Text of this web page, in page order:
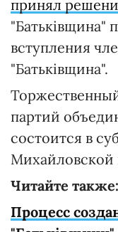
принял
"Батьківщина"
вступления
"Батьківщина".
партий
состоится в
Читайте также:
Процесс